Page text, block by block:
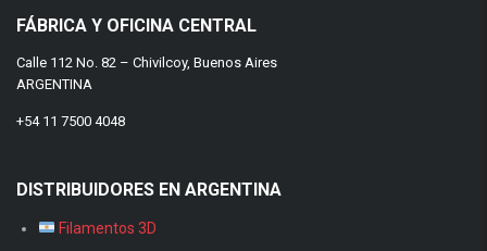
FÁBRICA Y OFICINA CENTRAL
Calle 112 No. 82 – Chivilcoy, Buenos Aires
ARGENTINA
+54 11 7500 4048
DISTRIBUIDORES EN ARGENTINA
Filamentos 3D